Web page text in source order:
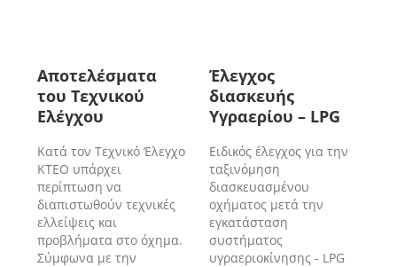
Αποτελέσματα
του Τεχνικού
Ελέγχου
Κατά τον Τεχνικό Έλεγχο
ΚΤΕΟ υπάρχει
περίπτωση να
διαπιστωθούν τεχνικές
ελλείψεις και
προβλήματα στο όχημα.
Σύμφωνα με την
Έλεγχος
διασκευής
Υγραερίου – LPG
Ειδικός έλεγχος για την
ταξινόμηση
διασκευασμένου
οχήματος μετά την
εγκατάσταση
συστήματος
υγραεριοκίνησης - LPG